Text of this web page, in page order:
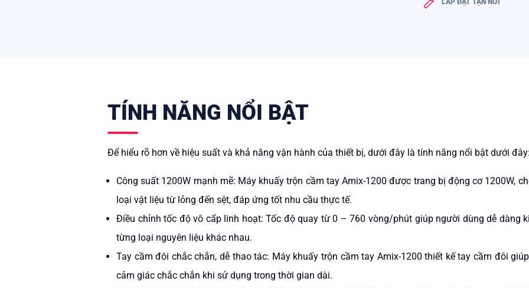
TÍNH NĂNG NỔI BẬT
Để hiểu rõ hơn về hiệu suất và khả năng vận hành của thiết bị, dưới đây là tính năng nổi bật dưới
Công suất 1200W mạnh mẽ: Máy khuấy trộn cầm tay Amix-1200 được trang bị động cơ 1200W,
loại vật liệu từ lỏng đến sệt, đáp ứng tốt nhu cầu thực tế.
Điều chỉnh tốc độ vô cấp linh hoạt: Tốc độ quay từ 0 – 760 vòng/phút giúp người dùng dễ dàng
từng loại nguyên liệu khác nhau.
Tay cầm đôi chắc chắn, dễ thao tác: Máy khuấy trộn cầm tay Amix-1200 thiết kế tay cầm đôi
cảm giác chắc chắn khi sử dụng trong thời gian dài.